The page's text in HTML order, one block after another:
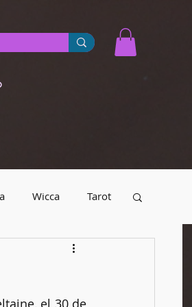
Wicca Tarot
urbanas
el 30 de